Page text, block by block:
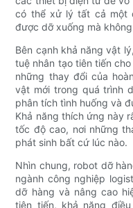
có thể xử lý tất cả một
được dỡ xuống mà
Bên cạnh khả năng vật
tuệ nhân tạo tiên tiến
những thay đổi của
vật mới trong quá trình
phân tích tình huống và
Khả năng thích ứng này
tốc độ cao, nơi những
phát sinh bất cứ lúc nào.
Nhìn chung, robot dỡ
ngành công nghiệp
dỡ hàng và nâng cao
tiên tiến, khả năng